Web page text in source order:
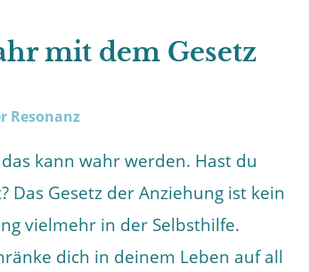
mit dem Gesetz
kann wahr werden. Hast du
Das Gesetz der Anziehung ist kein
vielmehr in der Selbsthilfe.
dich in deinem Leben auf all